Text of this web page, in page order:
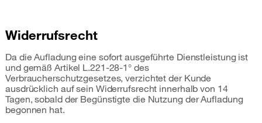
Widerrufsrecht
Da die Aufladung eine sofort ausgeführte Dienstleistung ist
und gemäß Artikel L.221-28-1° des
Verbraucherschutzgesetzes, verzichtet der Kunde
ausdrücklich auf sein Widerrufsrecht innerhalb von 14
Tagen, sobald der Begünstigte die Nutzung der Aufladung
begonnen hat.